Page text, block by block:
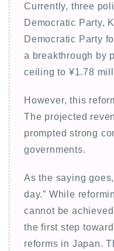
Currently, three
Democratic Party,
Democratic Party
a breakthrough by
ceiling to ¥1.78
However, this
The projected
prompted strong
governments.
As the saying
day.” While
cannot be
the first step
reforms in Japan.